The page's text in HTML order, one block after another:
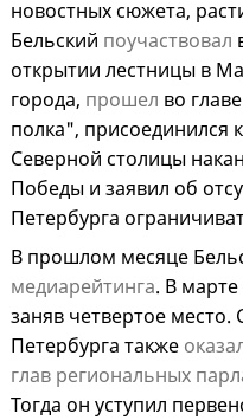
новостных сюжета,
Бельский поучаствовал
открытии лестницы в
города, прошел во
полка", присоединился
Северной столицы
Победы и заявил об
Петербурга
В прошлом месяце
медиарейтинга. В
заняв четвертое место.
Петербурга также
глав региональных
Тогда он уступил